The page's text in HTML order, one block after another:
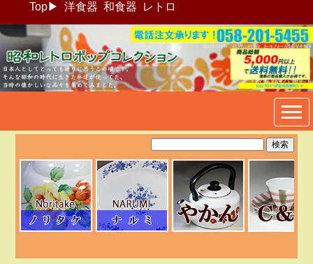
Top▶ 洋食器 和食器 レトロ
昭和レトロポップ食器生活雑
貨通販＠フリマート